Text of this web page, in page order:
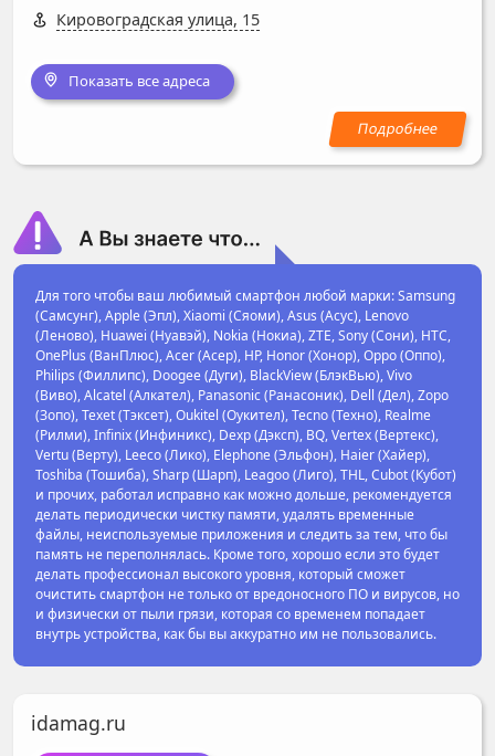
Кировоградская улица, 15
Показать все адреса
Для того чтобы ваш любимый смартфон любой марки: Samsung
(Самсунг), Apple (Эпл), Xiaomi (Сяоми), Asus (Асус), Lenovo
(Леново), Huawei (Нуавэй), Nokia (Нокиа), ZTE, Sony (Сони), HTC,
OnePlus (ВанПлюс), Acer (Асер), HP, Honor (Хонор), Oppo (Оппо),
Philips (Филлипс), Doogee (Дуги), BlackView (БлэкВью), Vivo
(Виво), Alcatel (Алкател), Panasonic (Ранасоник), Dell (Дел), Zopo
(Зопо), Texet (Тэксет), Oukitel (Оукител), Tecno (Техно), Realme
(Рилми), Infinix (Инфиникс), Dexp (Дэксп), BQ, Vertex (Вертекс),
Vertu (Верту), Leeco (Лико), Elephone (Эльфон), Haier (Хайер),
Toshiba (Тошиба), Sharp (Шарп), Leagoo (Лиго), THL, Cubot (Кубот)
и прочих, работал исправно как можно дольше, рекомендуется
делать периодически чистку памяти, удалять временные
файлы, неиспользуемые приложения и следить за тем, что бы
память не переполнялась. Кроме того, хорошо если это будет
делать профессионал высокого уровня, который сможет
очистить смартфон не только от вредоносного ПО и вирусов, но
и физически от пыли грязи, которая со временем попадает
внутрь устройства, как бы вы аккуратно им не пользовались.
idamag.ru